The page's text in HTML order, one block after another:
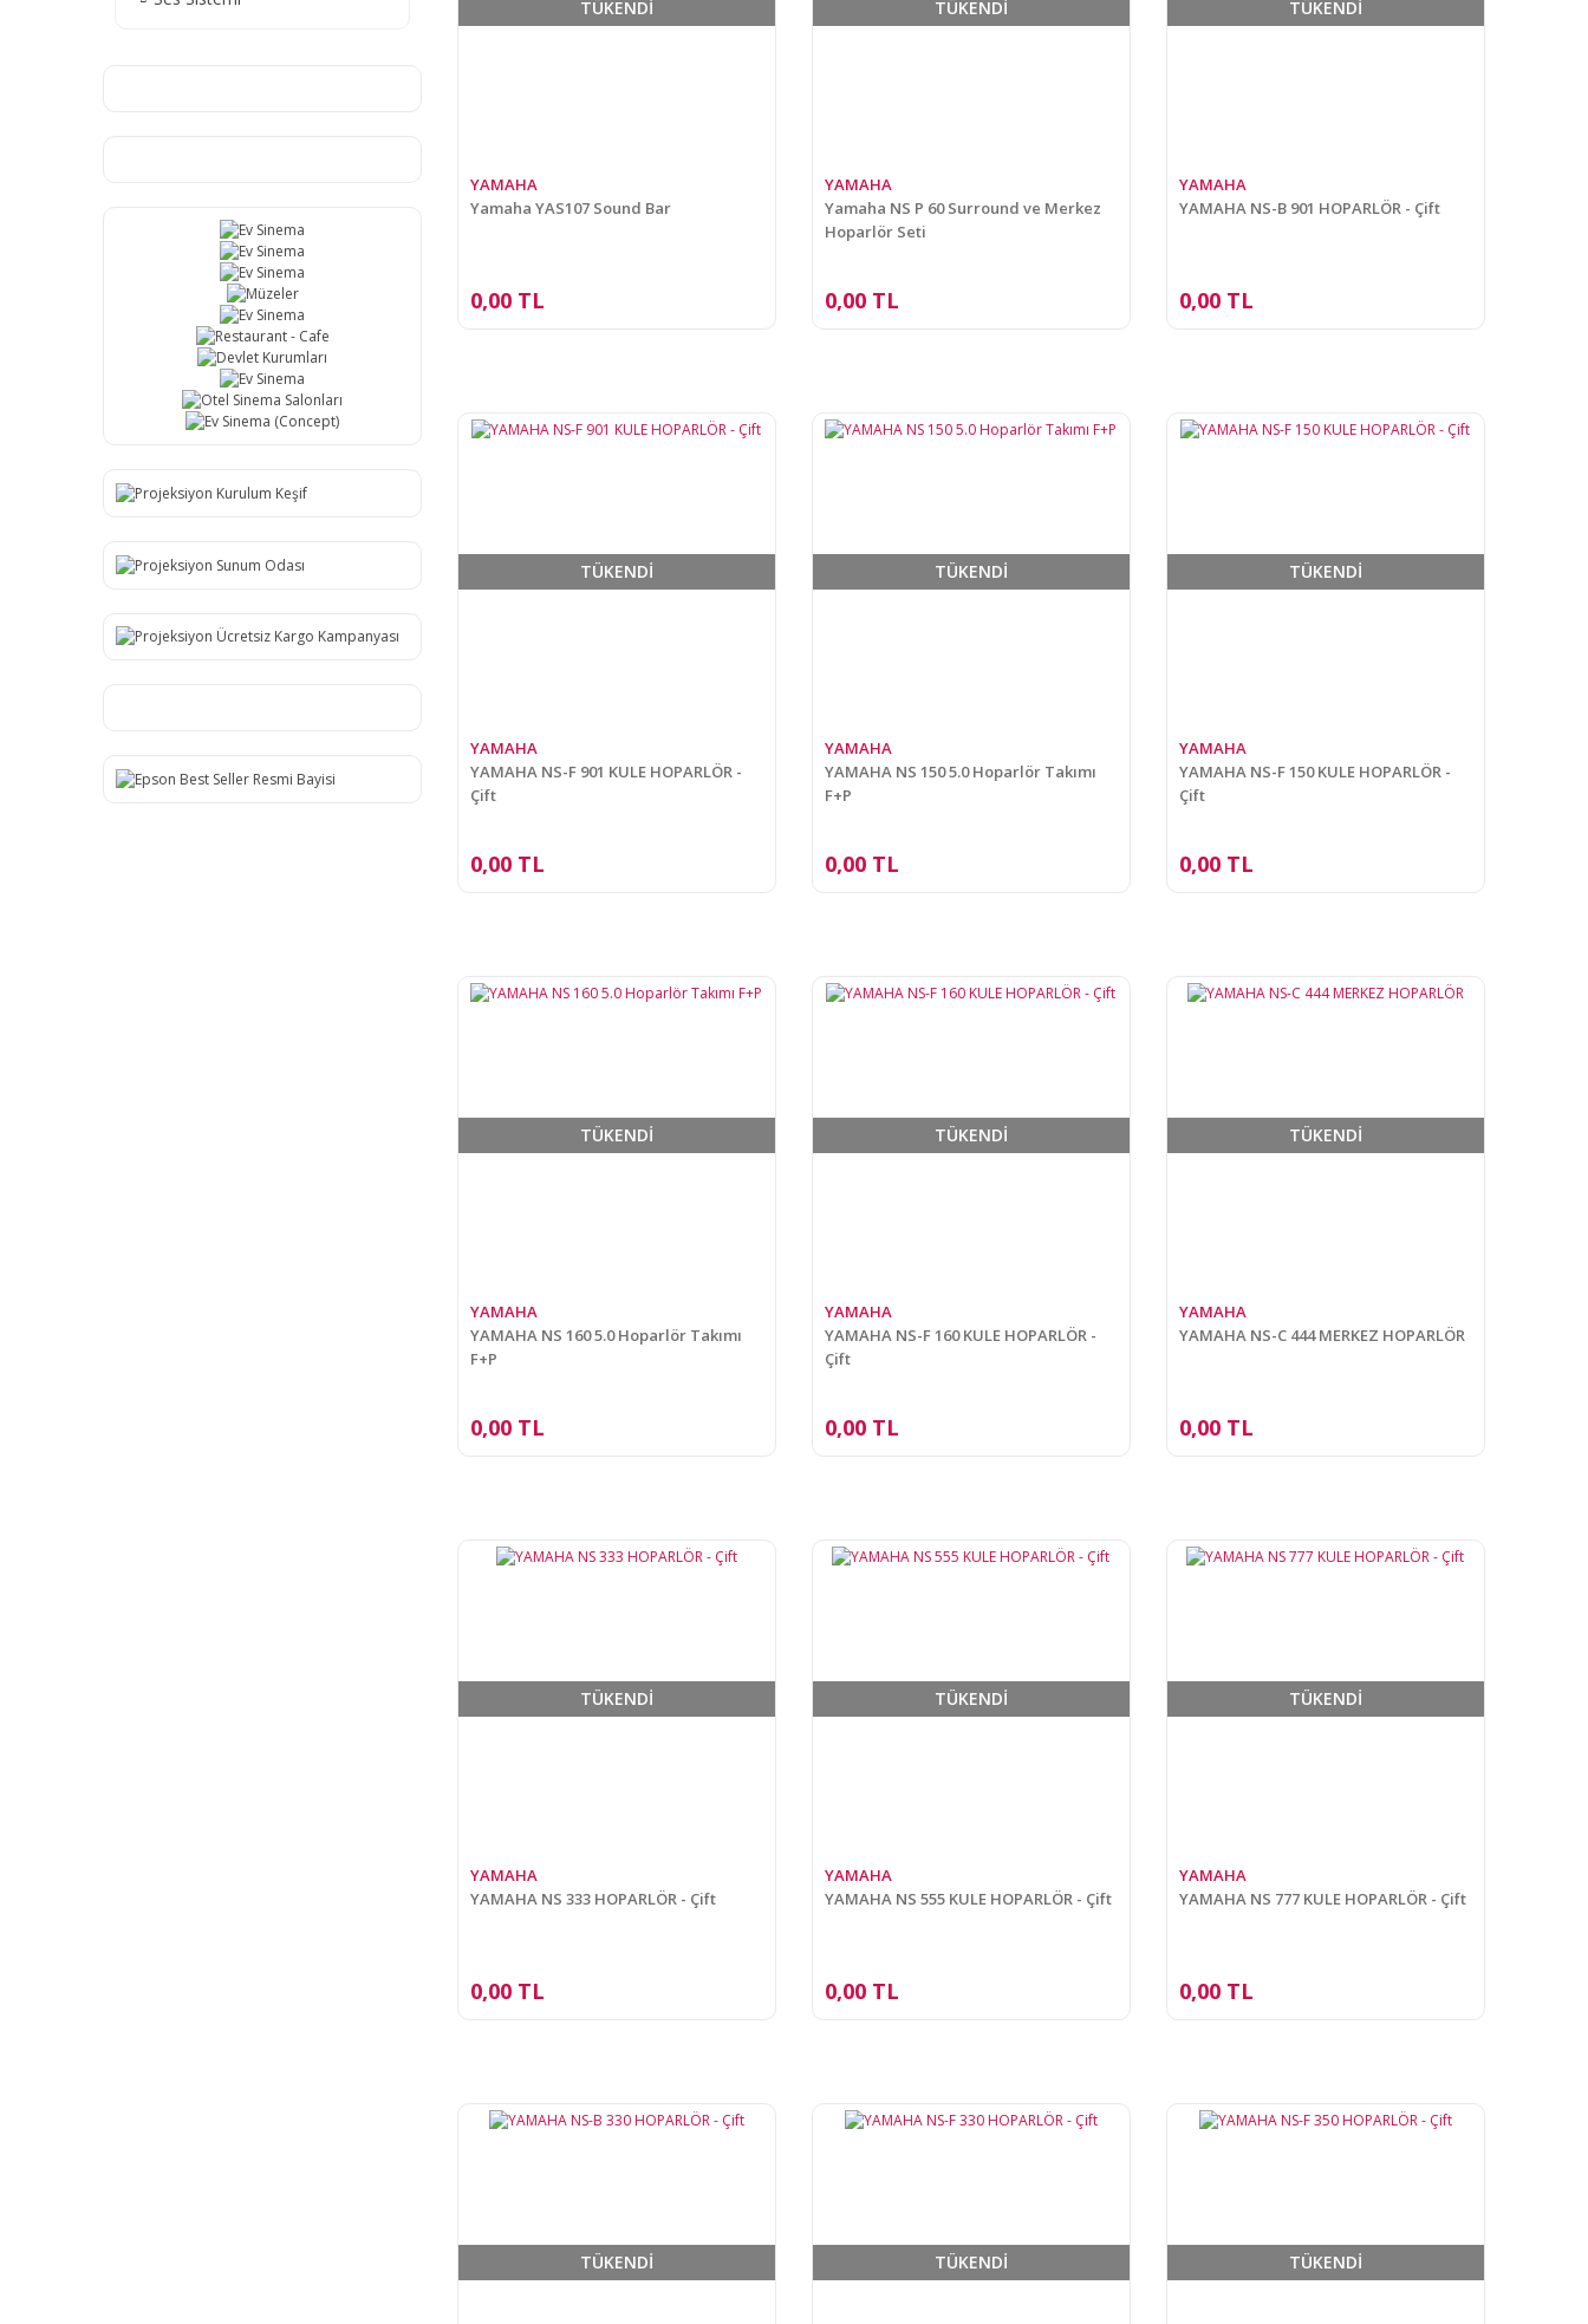
TÜKENDİ
YAMAHA
Yamaha YAS107 Sound Bar
0,00 TL
TÜKENDİ
YAMAHA
Yamaha NS P 60 Surround ve Merkez
Hoparlör Seti
0,00 TL
TÜKENDİ
YAMAHA
YAMAHA NS-B 901 HOPARLÖR - Çift
0,00 TL
TÜKENDİ
YAMAHA
YAMAHA NS-F 901 KULE HOPARLÖR -
Çift
0,00 TL
TÜKENDİ
YAMAHA
YAMAHA NS 150 5.0 Hoparlör Takımı
F+P
0,00 TL
TÜKENDİ
YAMAHA
YAMAHA NS-F 150 KULE HOPARLÖR -
Çift
0,00 TL
TÜKENDİ
YAMAHA
YAMAHA NS 160 5.0 Hoparlör Takımı
F+P
0,00 TL
TÜKENDİ
YAMAHA
YAMAHA NS-F 160 KULE HOPARLÖR -
Çift
0,00 TL
TÜKENDİ
YAMAHA
YAMAHA NS-C 444 MERKEZ HOPARLÖR
0,00 TL
TÜKENDİ
YAMAHA
YAMAHA NS 333 HOPARLÖR - Çift
0,00 TL
TÜKENDİ
YAMAHA
YAMAHA NS 555 KULE HOPARLÖR - Çift
0,00 TL
TÜKENDİ
YAMAHA
YAMAHA NS 777 KULE HOPARLÖR - Çift
0,00 TL
TÜKENDİ TÜKENDİ TÜKENDİ